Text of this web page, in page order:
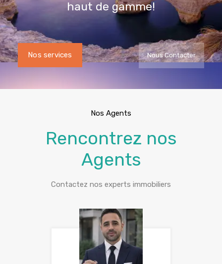
Nos services Nous Contacter
Rencontrez nos
Agents
Contactez nos experts immobiliers